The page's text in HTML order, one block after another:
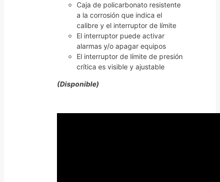
Caja de policarbonato resistente
a la corrosión que indica el
calibre y el interruptor de límite
El interruptor puede activar
alarmas y/o apagar equipos
El interruptor de límite de presión
crítica es visible y ajustable
(Disponible)